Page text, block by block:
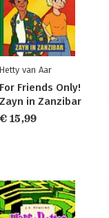
Hetty van Aar
For Friends Only!
Zayn in Zanzibar
€ 15,99